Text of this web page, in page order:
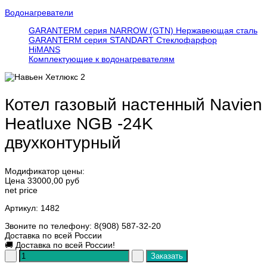
Водонагреватели
GARANTERM серия NARROW (GTN) Нержавеющая сталь
GARANTERM серия STANDART Стеклофарфор
HiMANS
Комплектующие к водонагревателям
Котел газовый настенный Navien
Heatluxe NGB -24K
двухконтурный
Модификатор цены:
Цена 33000,00 руб
net price
Артикул: 1482
Звоните по телефону: 8(908) 587-32-20
Доставка по всей России
🚚 Доставка по всей России!